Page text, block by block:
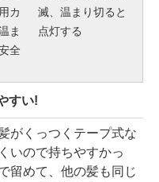
カ
ま
全
滅、温まり切ると
点灯する
すい!
がくっつくテープ式な
いので持ちやすかっ
留めて、他の髪も同じ